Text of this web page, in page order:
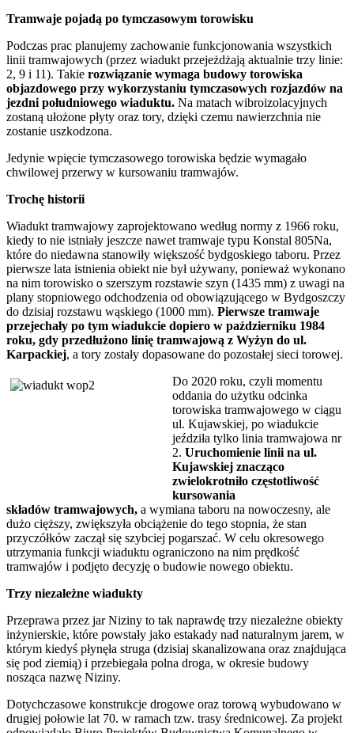
Tramwaje pojadą po tymczasowym torowisku
Podczas prac planujemy zachowanie funkcjonowania wszystkich
linii tramwajowych (przez wiadukt przejeżdżają aktualnie trzy linie:
2, 9 i 11). Takie rozwiązanie wymaga budowy torowiska
objazdowego przy wykorzystaniu tymczasowych rozjazdów na
jezdni południowego wiaduktu. Na matach wibroizolacyjnych
zostaną ułożone płyty oraz tory, dzięki czemu nawierzchnia nie
zostanie uszkodzona.
Jedynie wpięcie tymczasowego torowiska będzie wymagało
chwilowej przerwy w kursowaniu tramwajów.
Trochę historii
Wiadukt tramwajowy zaprojektowano według normy z 1966 roku,
kiedy to nie istniały jeszcze nawet tramwaje typu Konstal 805Na,
które do niedawna stanowiły większość bydgoskiego taboru. Przez
pierwsze lata istnienia obiekt nie był używany, ponieważ wykonano
na nim torowisko o szerszym rozstawie szyn (1435 mm) z uwagi na
plany stopniowego odchodzenia od obowiązującego w Bydgoszczy
do dzisiaj rozstawu wąskiego (1000 mm). Pierwsze tramwaje
przejechały po tym wiadukcie dopiero w październiku 1984
roku, gdy przedłużono linię tramwajową z Wyżyn do ul.
Karpackiej, a tory zostały dopasowane do pozostałej sieci torowej.
Do 2020 roku, czyli momentu
oddania do użytku odcinka
torowiska tramwajowego w ciągu
ul. Kujawskiej, po wiadukcie
jeździła tylko linia tramwajowa nr
2. Uruchomienie linii na ul.
Kujawskiej znacząco
zwielokrotniło częstotliwość
kursowania
składów tramwajowych, a wymiana taboru na nowoczesny, ale
dużo cięższy, zwiększyła obciążenie do tego stopnia, że stan
przyczółków zaczął się szybciej pogarszać. W celu okresowego
utrzymania funkcji wiaduktu ograniczono na nim prędkość
tramwajów i podjęto decyzję o budowie nowego obiektu.
Trzy niezależne wiadukty
Przeprawa przez jar Niziny to tak naprawdę trzy niezależne obiekty
inżynierskie, które powstały jako estakady nad naturalnym jarem, w
którym kiedyś płynęła struga (dzisiaj skanalizowana oraz znajdująca
się pod ziemią) i przebiegała polna droga, w okresie budowy
nosząca nazwę Niziny.
Dotychczasowe konstrukcje drogowe oraz torową wybudowano w
drugiej połowie lat 70. w ramach tzw. trasy średnicowej. Za projekt